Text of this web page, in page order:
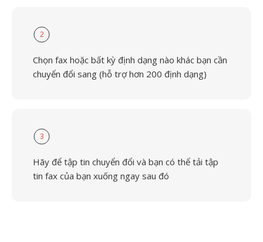
2
Chọn fax hoặc bất kỳ định dạng nào khác bạn cần
chuyển đổi sang (hỗ trợ hơn 200 định dạng)
3
Hãy để tập tin chuyển đổi và bạn có thể tải tập
tin fax của bạn xuống ngay sau đó